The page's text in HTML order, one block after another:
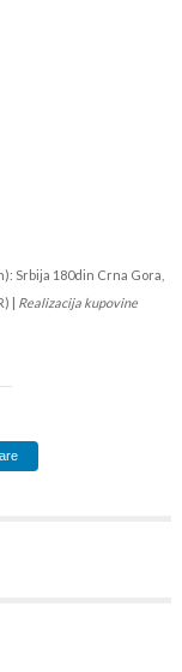
Srbija 180din Crna Gora,
| Realizacija kupovine